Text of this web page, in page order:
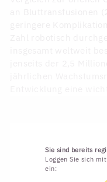
Sie sind bereits
Loggen Sie sich
ein: